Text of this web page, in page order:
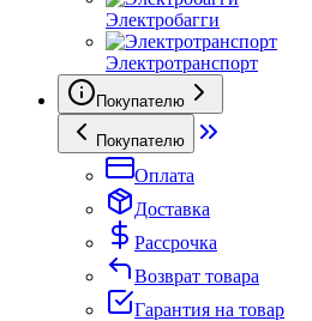
Электробагги
Электротранспорт
Покупателю
Покупателю
Оплата
Доставка
Рассрочка
Возврат товара
Гарантия на товар